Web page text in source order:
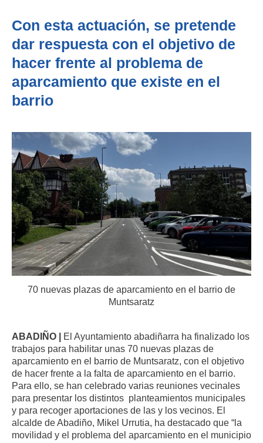
Con esta actuación, se pretende
dar respuesta con el objetivo de
hacer frente al problema de
aparcamiento que existe en el
barrio
70 nuevas plazas de aparcamiento en el barrio de
Muntsaratz
ABADIÑO | El Ayuntamiento abadiñarra ha finalizado los
trabajos para habilitar unas 70 nuevas plazas de
aparcamiento en el barrio de Muntsaratz, con el objetivo
de hacer frente a la falta de aparcamiento en el barrio.
Para ello, se han celebrado varias reuniones vecinales
para presentar los distintos planteamientos municipales
y para recoger aportaciones de las y los vecinos. El
alcalde de Abadiño, Mikel Urrutia, ha destacado que “la
movilidad y el problema del aparcamiento en el municipio